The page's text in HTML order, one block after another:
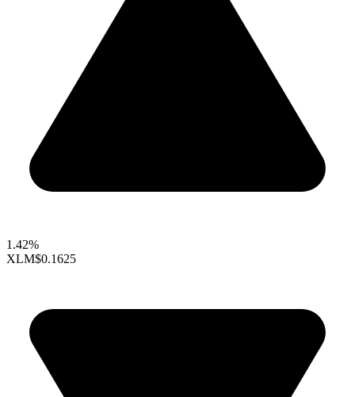
1.42%
XLM$0.1625